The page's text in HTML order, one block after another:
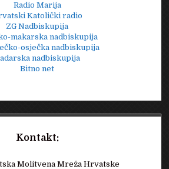
Radio Marija
Katolički radio
ZG Nadbiskupija
makarska nadbiskupija
osječka nadbiskupija
nadbiskupija
Bitno net
Kontakt:
Molitvena Mreža Hrvatske